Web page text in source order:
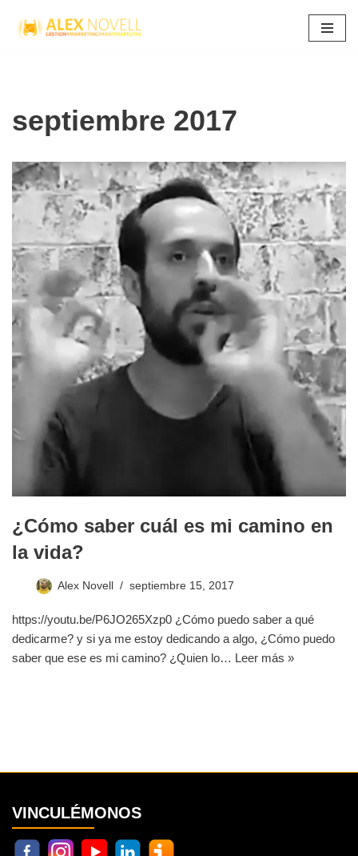
Saltar
septiembre 2017
¿Cómo saber cuál es mi camino en
la vida?
Alex Novell septiembre 15, 2017
https://youtu.be/P6JO265Xzp0 ¿Cómo puedo saber a qué
dedicarme? y si ya me estoy dedicando a algo, ¿Cómo puedo
saber que ese es mi camino? ¿Quien lo… Leer más »
VINCULÉMONOS